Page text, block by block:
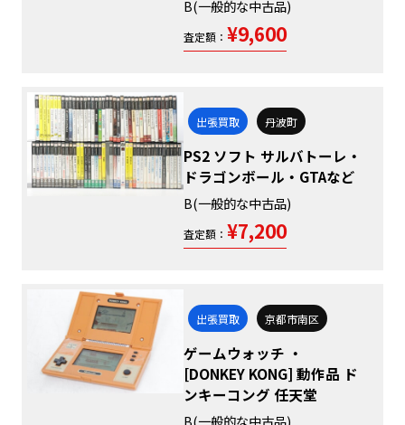
B(一般的な中古品)
査定額： ¥9,600
出張買取 丹波町
PS2 ソフト サルバトーレ・
ドラゴンボール・GTAなど
B(一般的な中古品)
査定額： ¥7,200
出張買取 京都市南区
ゲームウォッチ ・
[DONKEY KONG] 動作品 ド
ンキーコング 任天堂
B(一般的な中古品)